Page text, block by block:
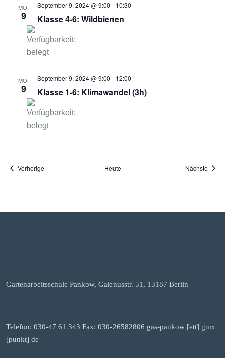
MO.
9
September 9, 2024 @ 9:00 - 10:30
Klasse 4-6: Wildbienen
MO.
9
September 9, 2024 @ 9:00 - 12:00
Klasse 1-6: Klimawandel (3h)
VorherigeVeranstaltungen Heute Nächste
Gartenarbeitsschule Pankow, Galenusstr. 51, 13187 Berlin
Telefon: 030-47 61 343 Fax: 030-26582806 gas-pankow [ett] gmx
[punkt] de